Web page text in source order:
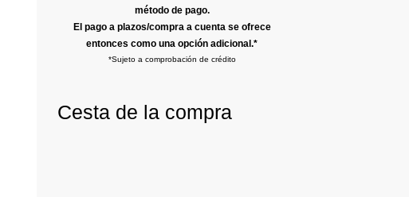
método de pago.
El pago a plazos/compra a cuenta se ofrece
entonces como una opción adicional.*
*Sujeto a comprobación de crédito
Cesta de la compra